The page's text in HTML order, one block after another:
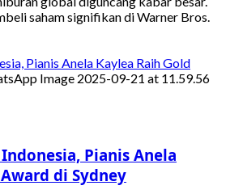
saham signifikan di Warner Bros.
Pianis Anela Kaylea Raih Gold
Pianis Anela
di Sydney